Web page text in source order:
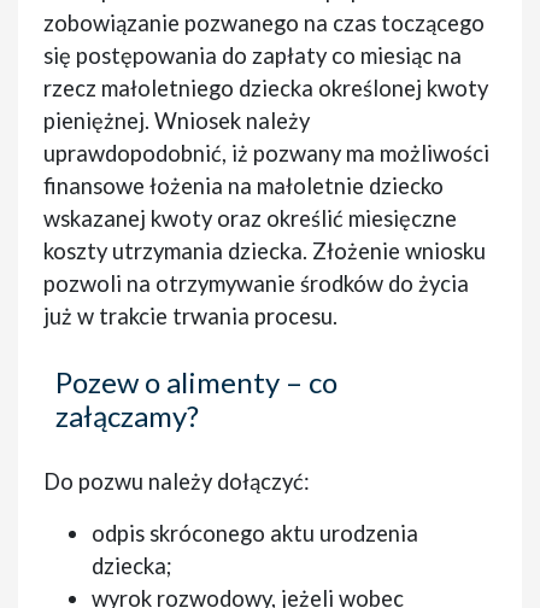
zobowiązanie pozwanego na czas toczącego
się postępowania do zapłaty co miesiąc na
rzecz małoletniego dziecka określonej kwoty
pieniężnej. Wniosek należy
uprawdopodobnić, iż pozwany ma możliwości
finansowe łożenia na małoletnie dziecko
wskazanej kwoty oraz określić miesięczne
koszty utrzymania dziecka. Złożenie wniosku
pozwoli na otrzymywanie środków do życia
już w trakcie trwania procesu.
Pozew o alimenty – co
załączamy?
Do pozwu należy dołączyć:
odpis skróconego aktu urodzenia
dziecka;
wyrok rozwodowy, jeżeli wobec